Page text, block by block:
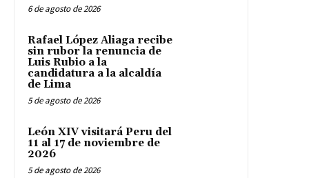
6 de agosto de 2026
Rafael López Aliaga recibe
sin rubor la renuncia de
Luis Rubio a la
candidatura a la alcaldía
de Lima
5 de agosto de 2026
León XIV visitará Peru del
11 al 17 de noviembre de
2026
5 de agosto de 2026